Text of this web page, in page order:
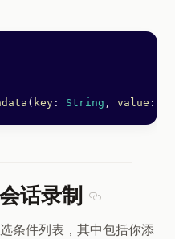
( key : String , value :
话录制
条件列表，其中包括你添